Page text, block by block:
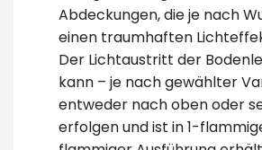
Abdeckungen, die je nach
einen traumhaften
Der Lichtaustritt der
kann – je nach gewählter
entweder nach oben oder
erfolgen und ist in 1-